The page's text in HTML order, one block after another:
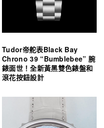
Tudor帝舵表Black Bay
Chrono 39 “Bumblebee” 腕
錶面世！全新黃黑雙色錶盤和
滾花按鈕設計